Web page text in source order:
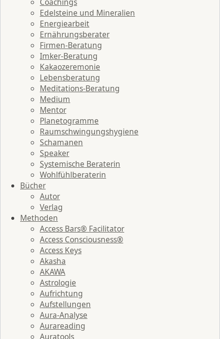
Edelsteine und Mineralien
Energiearbeit
Ernährungsberater
Firmen-Beratung
Imker-Beratung
Kakaozeremonie
Lebensberatung
Meditations-Beratung
Medium
Mentor
Planetogramme
Raumschwingungshygiene
Schamanen
Speaker
Systemische Beraterin
Wohlfühlberaterin
Bücher
Autor
Verlag
Methoden
Access Bars® Facilitator
Access Consciousness®
Access Keys
Akasha
AKAWA
Astrologie
Aufrichtung
Aufstellungen
Aura-Analyse
Aurareading
Auratools